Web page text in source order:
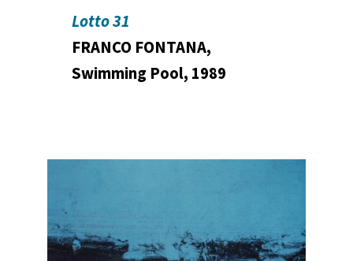
Lotto 31
FRANCO FONTANA,
Swimming Pool, 1989